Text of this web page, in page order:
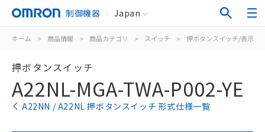
制御機器 Japan
ホーム > 商品情報 > 商品カテゴリ > スイッチ > 押ボタンスイッチ/表示灯
押ボタンスイッチ
A22NL-MGA-TWA-P002-YE
A22NN / A22NL 押ボタンスイッチ 形式仕様一覧